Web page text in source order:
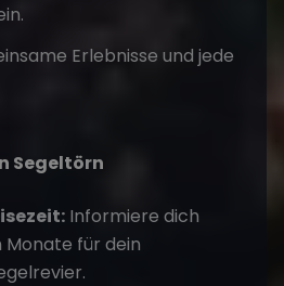
Erlebnisse und jede
Segeltörn
Informiere dich
für dein